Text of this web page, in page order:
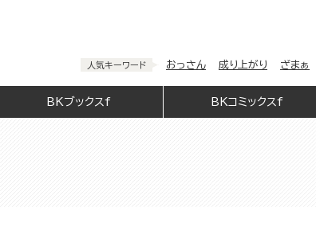
人気キーワード おっさん 成り上がり ざまぁ
BKブックスf BKコミックスf